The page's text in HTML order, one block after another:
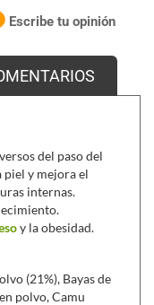
ecológica en polvo
la combinación
el camu camu, las
adversos del
Escribe tu opinión
del paso del
piel y mejora el
internas.
y la obesidad.
(21%), Bayas de
polvo, Camu